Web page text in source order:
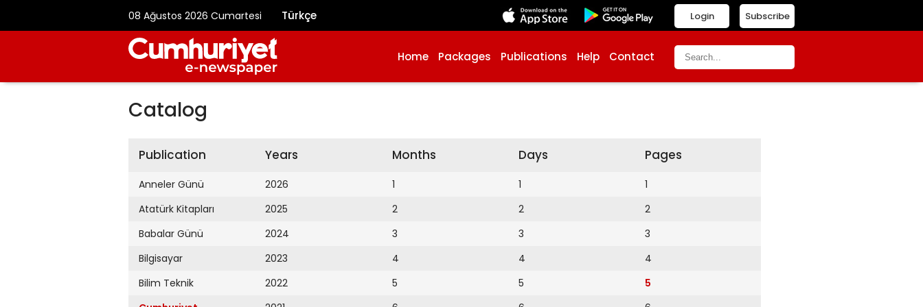
08 Ağustos 2026 Cumartesi Türkçe Subscribe
Login
Home Packages Publications Help Contact
Catalog
Publication
Anneler Günü
Atatürk Kitapları
Babalar Günü
Bilgisayar
Bilim Teknik
Years
2026
2025
2024
2023
2022
Months
1
2
3
4
5
Days
1
2
3
4
5
Pages
1
2
3
4
5